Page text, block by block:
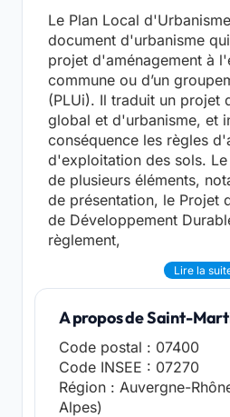
Le Plan Local
document d'urbanisme
projet d'aménagement à
commune ou d’un
(PLUi). Il traduit un projet
global et d'urbanisme, et
conséquence les règles
d'exploitation des sols.
de plusieurs éléments,
de présentation, le Projet
de Développement
règlement,
Lire la
A propos de Saint-
Code postal : 07400
Code INSEE : 07270
Région : Auvergne-
Alpes)